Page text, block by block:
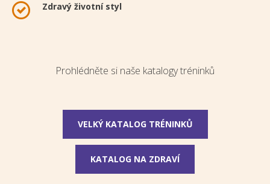
Zdravý životní styl
Prohlédněte si naše katalogy tréninků
VELKÝ KATALOG TRÉNINKŮ
KATALOG NA ZDRAVÍ